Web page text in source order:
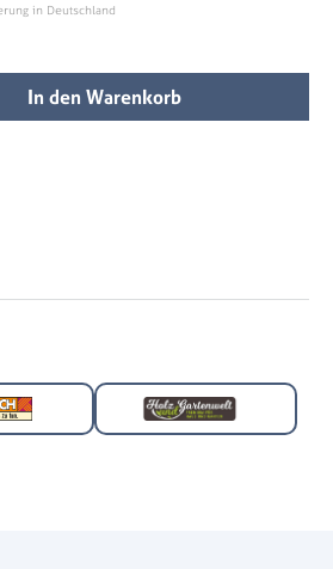
in Deutschland
gewünschten Wert ein
In den Warenkorb